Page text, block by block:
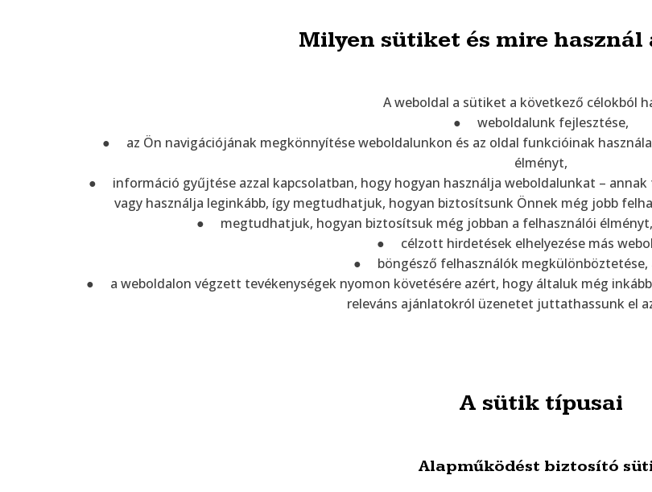
Milyen sütiket és mire használ
A weboldal a sütiket a következő célokból
● weboldalunk fejlesztése,
● az Ön navigációjának megkönnyítése weboldalunkon és az oldal funkcióinak
élményt,
● információ gyűjtése azzal kapcsolatban, hogy hogyan használja weboldalunkat –
vagy használja leginkább, így megtudhatjuk, hogyan biztosítsunk Önnek még jobb
● megtudhatjuk, hogyan biztosítsuk még jobban a felhasználói
● célzott hirdetések elhelyezése más
● böngésző felhasználók megkülönböztetése,
● a weboldalon végzett tevékenységek nyomon követésére azért, hogy általuk még
releváns ajánlatokról üzenetet juttathassunk el
A sütik típusai
Alapműködést biztosító